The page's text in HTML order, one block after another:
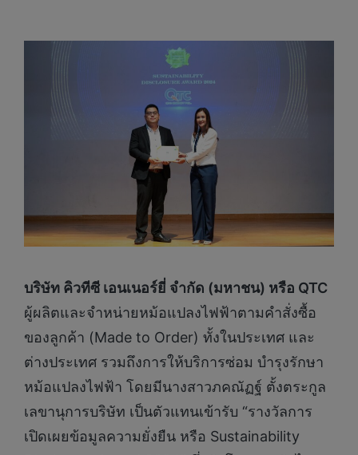
บริษัท คิวทีซี เอนเนอร์ยี่ จำกัด (มหาชน) หรือ QTC
ผู้ผลิตและจำหน่ายหม้อแปลงไฟฟ้าตามคำสั่งซื้อ
ของลูกค้า (Made to Order) ทั้งในประเทศ และ
ต่างประเทศ รวมถึงการให้บริการซ่อม บำรุงรักษา
หม้อแปลงไฟฟ้า โดยมีนางสาวภคณัฏฐ์ ตั้งตระกูล
เลขานุการบริษัท เป็นตัวแทนเข้ารับ “รางวัลการ
เปิดเผยข้อมูลความยั่งยืน หรือ Sustainability